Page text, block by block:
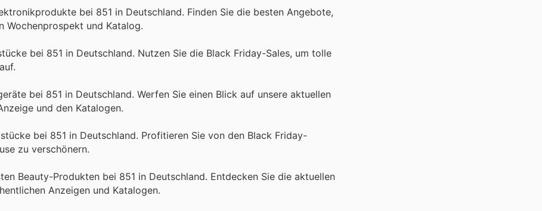
bei 851 in Deutschland. Finden Sie die besten Angebote,
Wochenprospekt und Katalog.
bei 851 in Deutschland. Nutzen Sie die Black Friday-Sales, um tolle
bei 851 in Deutschland. Werfen Sie einen Blick auf unsere aktuellen
und den Katalogen.
bei 851 in Deutschland. Profitieren Sie von den Black Friday-
zu verschönern.
Beauty-Produkten bei 851 in Deutschland. Entdecken Sie die aktuellen
Anzeigen und Katalogen.